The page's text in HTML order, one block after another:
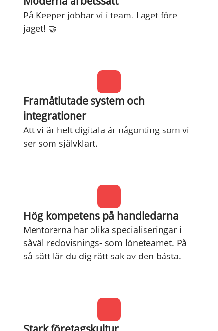
På Keeper jobbar vi i team. Laget före
jaget! 🤝
Framåtlutade system och
integrationer
Att vi är helt digitala är någonting som vi
ser som självklart.
Hög kompetens på handledarna
Mentorerna har olika specialiseringar i
såväl redovisnings- som löneteamet. På
så sätt lär du dig rätt sak av den bästa.